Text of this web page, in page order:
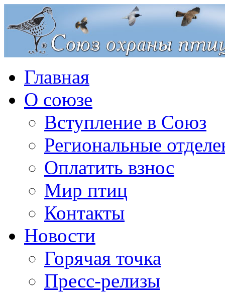
Главная
О союзе
Вступление в Союз
Региональные
Оплатить взнос
Мир птиц
Контакты
Новости
Горячая точка
Пресс-релизы